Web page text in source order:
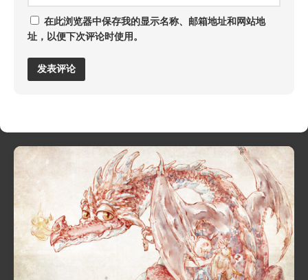
在此浏览器中保存我的显示名称、邮箱地址和网站地
址，以便下次评论时使用。